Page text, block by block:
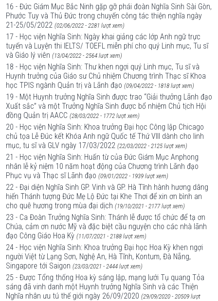
16 - Đức Giám Mục Bắc Ninh gặp gỡ phái đoàn Nghĩa Sinh Sài Gòn,
Phước Tuy và Thủ Đức trong chuyến công tác thiện nghĩa ngày
21-25/05/2022 (02/06/2022 - 2281 lượt xem)
17 - Học viện Nghĩa Sinh: Ngày khai giảng các lớp Anh ngữ trực
tuyến và Luyện thi IELTS/ TOEFL miễn phí cho quý Linh mục, Tu sĩ
và Giáo l‎ý viên (13/04/2022 - 2564 lượt xem)
18 - Học viện Nghĩa Sinh: Thư khen ngợi quý Linh mục, Tu sĩ và
Huynh trưởng của Giáo sư Chủ nhiệm Chương trình Thạc sĩ Khoa
học TPIS ngành Quản trị và Lãnh đạo (09/04/2022 - 1818 lượt xem)
19 - Một Huynh trưởng Nghĩa Sinh được trao “Giải thưởng Lãnh đạo
Xuất sắc” và một Trưởng Nghĩa Sinh được bổ nhiệm Chủ tịch Hội
đồng Quản trị AACC (28/03/2022 - 1772 lượt xem)
20 - Học viện Nghĩa Sinh: Khoa trưởng Đại học Công lập Chicago
chủ tọa Lễ Đúc kết Khóa Anh ngữ Quốc tế Thứ VIII dành cho linh
mục, tu sĩ và GLV ngày 17/03/2022 (22/03/2022 - 2125 lượt xem)
21 - Học viện Nghĩa Sinh: Huấn từ của Đức Giám Mục Anphong
nhân lễ kỷ niệm 10 năm hoạt động của Chương trình Lãnh đạo
Phục vụ và Thạc sĩ Lãnh đạo (09/01/2022 - 1939 lượt xem)
22 - Đại diện Nghĩa Sinh GP. Vinh và GP. Hà Tĩnh hành hương dâng
hiến Thánh tượng Đức Mẹ Lộ Đức tại Khe Thơi để xin ơn bình an
cho quê hương trong mùa đại dịch (19/10/2021 - 2177 lượt xem)
23 - Ca Đoàn Trưởng Nghĩa Sinh: Thánh lễ được tổ chức để tạ ơn
Chúa, cảm ơn nước Mỹ và đặc biệt cầu nguyện cho các nhà lãnh
đạo Công Giáo Hoa Kỳ (11/07/2021 - 2188 lượt xem)
24 - Học viện Nghĩa Sinh: Khoa trưởng Đại học Hoa Kỳ khen ngợi
người Việt từ Lạng Sơn, Nghệ An, Hà Tĩnh, Kontum, Đà Nẵng,
Singapore tới Saigon (23/03/2021 - 2444 lượt xem)
25 - Được Tổng thống Hoa kỳ sáng lập, mạng lưới Tụ quang Tỏa
sáng đã vinh danh một Huynh trưởng Nghĩa Sinh và các Thiện
Nghĩa nhân ưu tú thế giới ngày 26/09/2020 (29/09/2020 - 20509 lượt